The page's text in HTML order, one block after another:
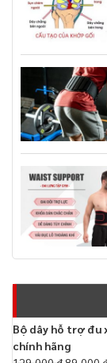
Bộ dây hỗ trợ đu
chính hãng